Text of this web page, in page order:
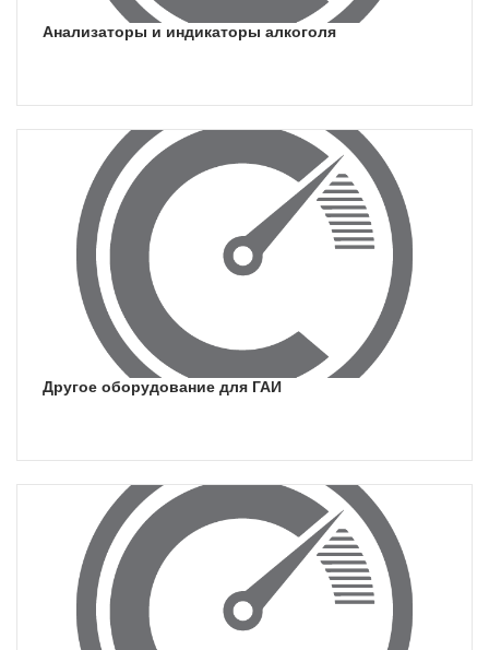
анализаторы и индикаторы алкоголя
другое оборудование для ГАИ